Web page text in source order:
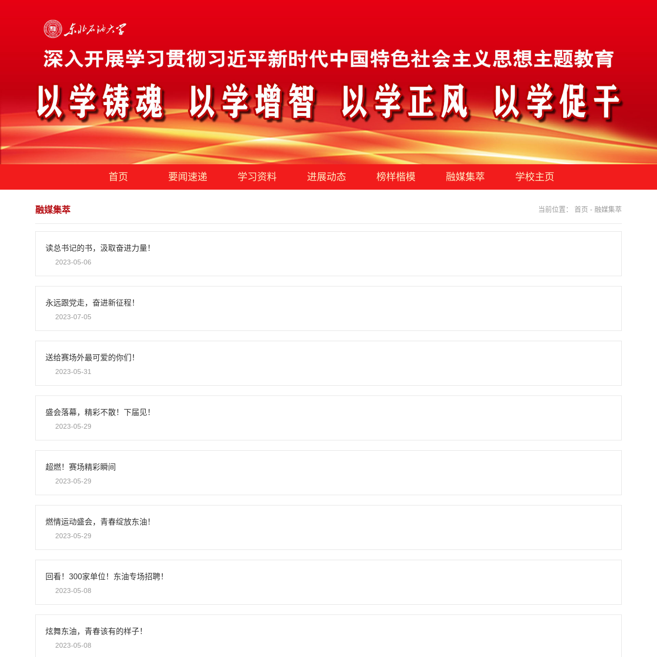
首页 要闻速递 学习资料 进展动态 榜样楷模 融媒集萃 学校主页
当前位置： 首页 - 融媒集萃
融媒集萃
读总书记的书，汲取奋进力量！
2023-05-06
永远跟党走，奋进新征程！
2023-07-05
送给赛场外最可爱的你们！
2023-05-31
盛会落幕，精彩不散！下届见！
2023-05-29
超燃！赛场精彩瞬间
2023-05-29
燃情运动盛会，青春绽放东油！
2023-05-29
回看！300家单位！东油专场招聘！
2023-05-08
炫舞东油，青春该有的样子！
2023-05-08